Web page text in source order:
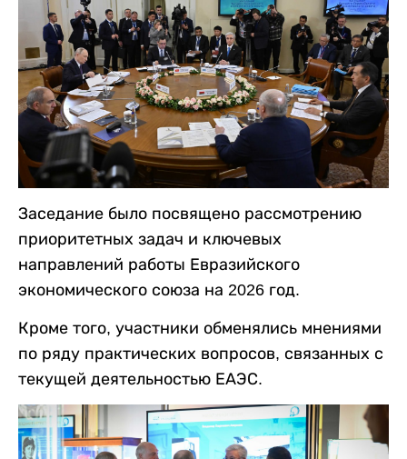
Заседание было посвящено рассмотрению
приоритетных задач и ключевых
направлений работы Евразийского
экономического союза на 2026 год.
Кроме того, участники обменялись мнениями
по ряду практических вопросов, связанных с
текущей деятельностью ЕАЭС.